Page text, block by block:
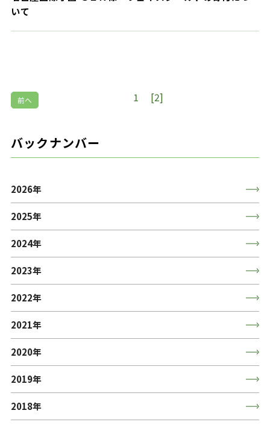
いて
前へ 1 [2]
バックナンバー
2026年
2025年
2024年
2023年
2022年
2021年
2020年
2019年
2018年